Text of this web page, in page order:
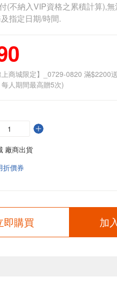
(不納入VIP資格之累積計算),
指定日期/時間.
上商城限定】_0729-0820 滿$2200
每人期間最高贈5次)
廠商出貨
折價券
即購買 加